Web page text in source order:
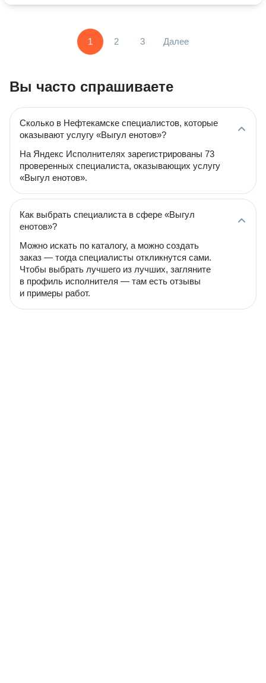
1 2 3 Далее
Вы часто спрашиваете
Сколько в Нефтекамске специалистов, которые
оказывают услугу «Выгул енотов»?
На Яндекс Исполнителях зарегистрированы 73
проверенных специалиста, оказывающих услугу
«Выгул енотов».
Как выбрать специалиста в сфере «Выгул
енотов»?
Можно искать по каталогу, а можно создать
заказ — тогда специалисты откликнутся сами.
Чтобы выбрать лучшего из лучших, загляните
в профиль исполнителя — там есть отзывы
и примеры работ.